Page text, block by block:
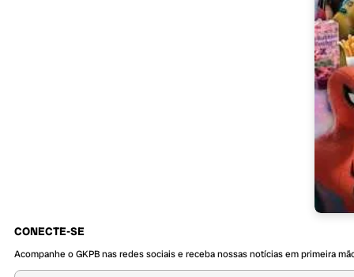
CONECTE-SE
Acompanhe o GKPB nas redes sociais e receba nossas notícias em primeira